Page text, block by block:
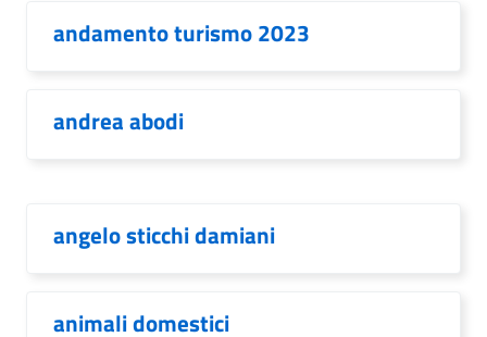
andamento turismo 2023
andrea abodi
angelo sticchi damiani
animali domestici